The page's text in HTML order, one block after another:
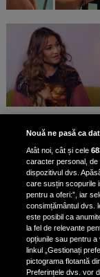
Nouă ne pasă ca
Atât noi, cât și cele
caracter personal, de
dispozitivul dvs.
care susțin scopurile
pentru a oferi:”, iar
consimțământul dvs.
este posibil ca
la fel de relevante
opțiunile sau pentru
linkul „Gestionați
pictograma flotantă
Preferințele dvs. vor